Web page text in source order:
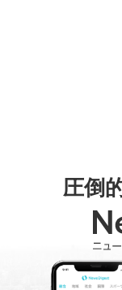
圧倒